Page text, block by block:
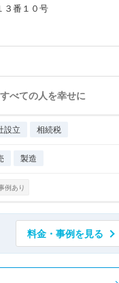
３番１０号
べての人を幸せに
設立 相続税
製造
例あり
料金・事例を見る